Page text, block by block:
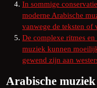
In sommige
moderne Arabische
vanwege de teksten of
De complexe ritmes
muziek kunnen
gewend zijn aan
Arabische